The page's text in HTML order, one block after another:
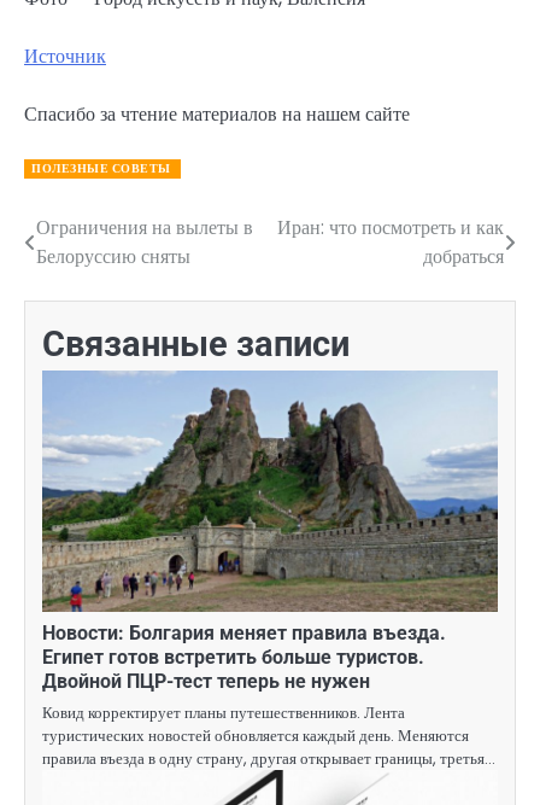
Источник
Спасибо за чтение материалов на нашем сайте
ПОЛЕЗНЫЕ СОВЕТЫ
Навигация
Ограничения на вылеты в
Белоруссию сняты
Иран: что посмотреть и как
добраться
Связанные записи
Новости: Болгария меняет правила въезда.
Египет готов встретить больше туристов.
Двойной ПЦР-тест теперь не нужен
Ковид корректирует планы путешественников. Лента
туристических новостей обновляется каждый день. Меняются
правила въезда в одну страну, другая открывает границы, третья…